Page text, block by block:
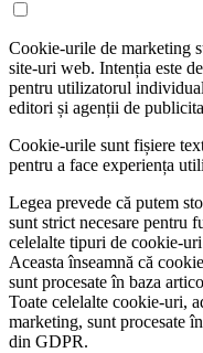
Cookie-urile de marketing
site-uri web. Intenția este
pentru utilizatorul
editori și agenții de
Cookie-urile sunt fișiere
pentru a face experiența
Legea prevede că putem
sunt strict necesare pentru
celelalte tipuri de cookie-
Aceasta înseamnă că
sunt procesate în baza
Toate celelalte cookie-uri,
marketing, sunt procesate
din GDPR.